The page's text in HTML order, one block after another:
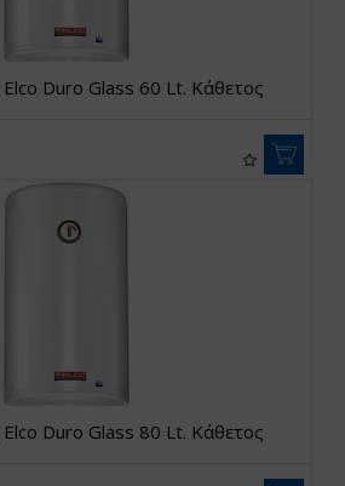
Duro Glass 60 Lt. Κάθετος
Duro Glass 80 Lt. Κάθετος